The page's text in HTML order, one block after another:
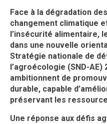
Face à la dégradation
changement climatique
l’insécurité alimentaire,
dans une nouvelle
Stratégie nationale de
l’agroécologie (SND-
ambitionnent de
durable, capable
préservant les
Une réponse aux défis